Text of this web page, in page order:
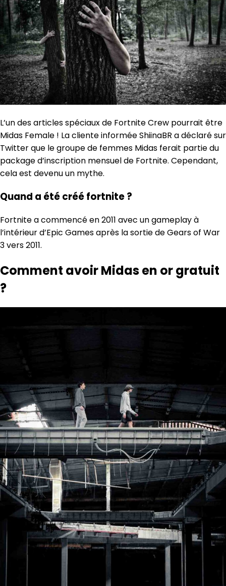
L’un des articles spéciaux de Fortnite Crew pourrait être
Midas Female ! La cliente informée ShiinaBR a déclaré sur
Twitter que le groupe de femmes Midas ferait partie du
package d’inscription mensuel de Fortnite. Cependant,
cela est devenu un mythe.
Quand a été créé fortnite ?
Fortnite a commencé en 2011 avec un gameplay à
l’intérieur d’Epic Games après la sortie de Gears of War
3 vers 2011.
Comment avoir Midas en or gratuit
?